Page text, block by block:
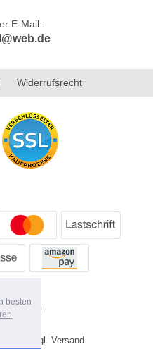
besten
E-Mail:
Widerrufsrecht
evtl. zzgl. Versand